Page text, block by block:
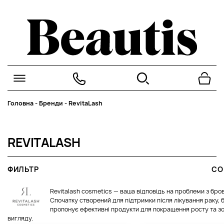
Головна-Бренди -RevitaLash
REVITALASH
ФИЛЬТР
Revitalash cosmetics — ваша відповідь на проблеми з
Спочатку створений для підтримки після лікування раку,
пропонує ефективні продукти для покращення росту та
вигляду.